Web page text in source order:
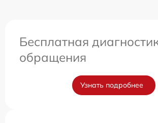
Бесплатная
обращения
Узнать подробнее